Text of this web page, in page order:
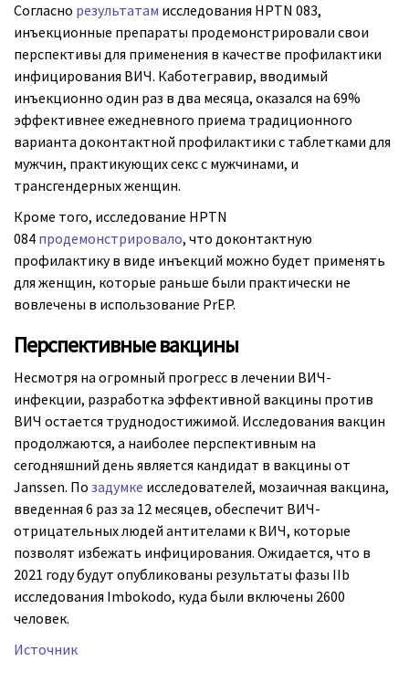
Согласно результатам исследования HPTN 083,
инъекционные препараты продемонстрировали свои
перспективы для применения в качестве профилактики
инфицирования ВИЧ. Каботегравир, вводимый
инъекционно один раз в два месяца, оказался на 69%
эффективнее ежедневного приема традиционного
варианта доконтактной профилактики с таблетками для
мужчин, практикующих секс с мужчинами, и
трансгендерных женщин.
Кроме того, исследование HPTN
084 продемонстрировало, что доконтактную
профилактику в виде инъекций можно будет применять
для женщин, которые раньше были практически не
вовлечены в использование PrEP.
Перспективные вакцины
Несмотря на огромный прогресс в лечении ВИЧ-
инфекции, разработка эффективной вакцины против
ВИЧ остается труднодостижимой. Исследования вакцин
продолжаются, а наиболее перспективным на
сегодняшний день является кандидат в вакцины от
Janssen. По задумке исследователей, мозаичная вакцина,
введенная 6 раз за 12 месяцев, обеспечит ВИЧ-
отрицательных людей антителами к ВИЧ, которые
позволят избежать инфицирования. Ожидается, что в
2021 году будут опубликованы результаты фазы IIb
исследования Imbokodo, куда были включены 2600
человек.
Источник